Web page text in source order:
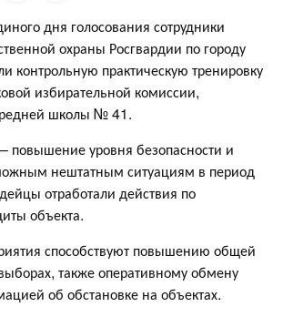
дня голосования сотрудники
охраны Росгвардии по городу
контрольную практическую тренировку
избирательной комиссии,
школы № 41.
повышение уровня безопасности и
нештатным ситуациям в период
отработали действия по
объекта.
способствуют повышению общей
также оперативному обмену
об обстановке на объектах.